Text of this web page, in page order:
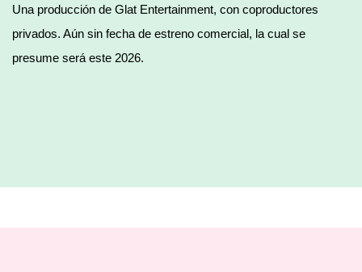
Una producción de Glat Entertainment, con coproductores
privados. Aún sin fecha de estreno comercial, la cual se
presume será este 2026.